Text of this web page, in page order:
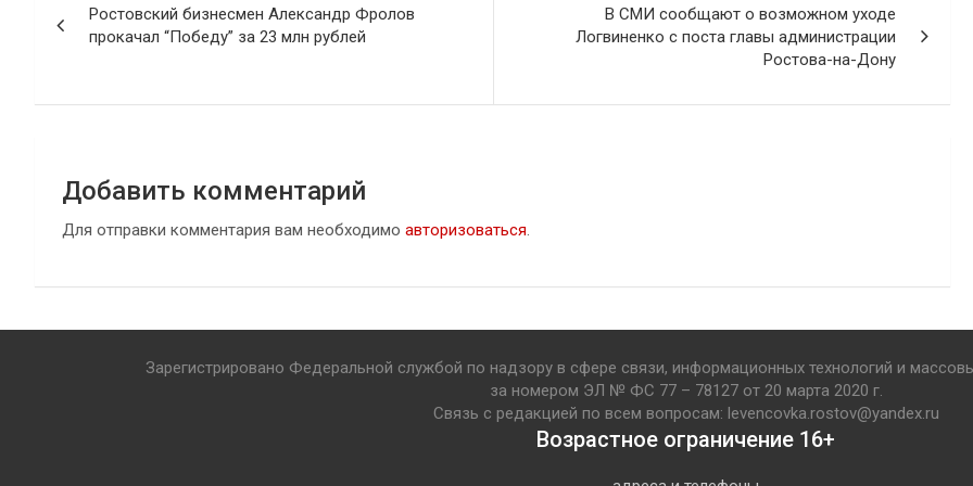
по
Ростовский бизнесмен Александр Фролов
прокачал “Победу” за 23 млн рублей
В СМИ сообщают о возможном уходе
Логвиненко с поста главы администрации
Ростова-на-Дону
Добавить комментарий
Для отправки комментария вам необходимо авторизоваться.
Зарегистрировано Федеральной службой по надзору в сфере связи, информационных технологий и
за номером ЭЛ № ФС 77 – 78127 от 20 марта 2020 г.
Связь с редакцией по всем вопросам: levencovka.rostov@yandex.ru
Возрастное ограничение 16+